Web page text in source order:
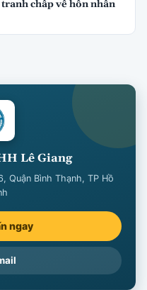
chấp về hôn nhân
Lê Giang
Quận Bình Thạnh, TP Hồ
ngay